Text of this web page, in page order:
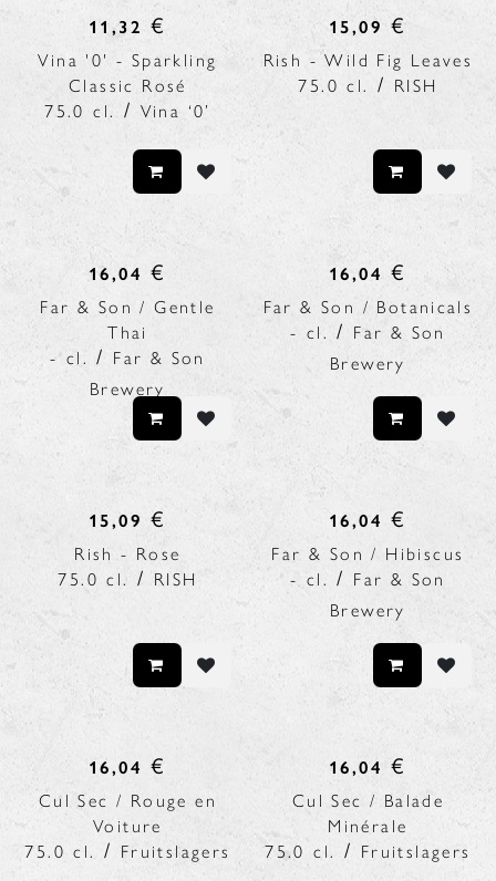
11,32 €
Vina '0' - Sparkling
Classic Rosé
75.0 cl. / Vina ‘0’
15,09 €
Rish - Wild Fig Leaves
75.0 cl. / RISH
16,04 €
Far & Son / Gentle
Thai
- cl. / Far & Son
Brewery
16,04 €
Far & Son / Botanicals
- cl. / Far & Son
Brewery
15,09 €
Rish - Rose
75.0 cl. / RISH
16,04 €
Far & Son / Hibiscus
- cl. / Far & Son
Brewery
16,04 €
Cul Sec / Rouge en
Voiture
75.0 cl. / Fruitslagers
16,04 €
Cul Sec / Balade
Minérale
75.0 cl. / Fruitslagers